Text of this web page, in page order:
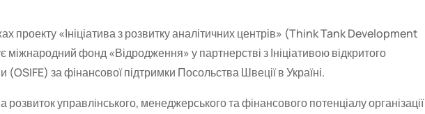
проекту «Ініціатива з розвитку аналітичних центрів» (Think Tank Development
фонд «Відродження» у партнерстві з Ініціативою відкритого
(OSIFE) за фінансової підтримки Посольства Швеції в Україні.
управлінського, менеджерського та фінансового потенціалу організації